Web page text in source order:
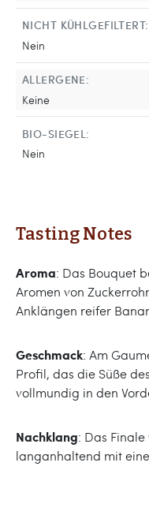
NICHT KÜHLGEFILTERT:
Nein
ALLERGENE:
Keine
BIO-SIEGEL:
Nein
Tasting Notes
Aroma: Das Bouquet
Aromen von
Anklängen reifer
Geschmack: Am
Profil, das die Süße
vollmundig in den
Nachklang: Das
langanhaltend mit